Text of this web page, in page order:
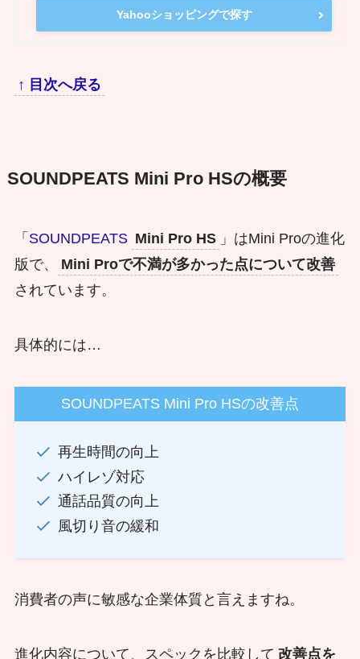
Yahooショッピングで探す
↑ 目次へ戻る
SOUNDPEATS Mini Pro HSの概要
「 SOUNDPEATS Mini Pro HS 」はMini Proの進化
版で、
Mini Proで不満が多かった点について改善
されています。
具体的には…
SOUNDPEATS Mini Pro HSの改善点
再生時間の向上
ハイレゾ対応
通話品質の向上
風切り音の緩和
消費者の声に敏感な企業体質と言えますね。
進化内容について、スペックを比較して 改善点を